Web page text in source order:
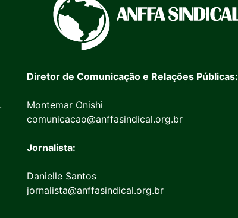
Diretor de Comunicação e Relações Públicas:
Montemar Onishi
comunicacao@anffasindical.org.br
Jornalista:
Danielle Santos
jornalista@anffasindical.org.br